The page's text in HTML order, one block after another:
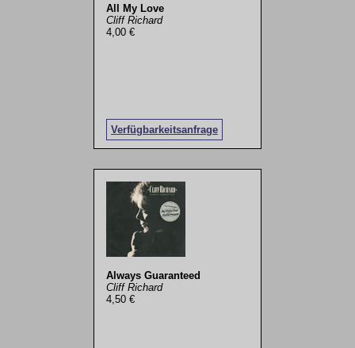
All My Love
Cliff Richard
4,00 €
Verfügbarkeitsanfrage
Always Guaranteed
Cliff Richard
4,50 €